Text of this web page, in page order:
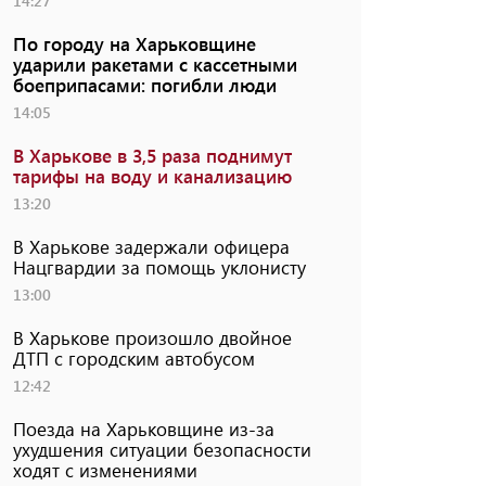
По городу на Харьковщине
ударили ракетами с кассетными
боеприпасами: погибли люди
14:05
В Харькове в 3,5 раза поднимут
тарифы на воду и канализацию
13:20
В Харькове задержали офицера
Нацгвардии за помощь уклонисту
13:00
В Харькове произошло двойное
ДТП с городским автобусом
12:42
Поезда на Харьковщине из-за
ухудшения ситуации безопасности
ходят с изменениями